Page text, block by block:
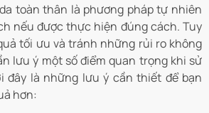
toàn thân là phương pháp tự nhiên
nếu được thực hiện đúng cách. Tuy
tối ưu và tránh những rủi ro không
lưu ý một số điểm quan trọng khi sử
đây là những lưu ý cần thiết để bạn
hơn: